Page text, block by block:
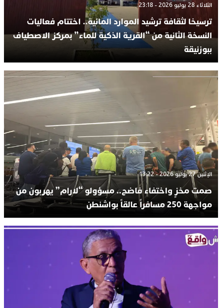
الثلاثاء 28 يوليو 2026 - 23:18
ترسيخا لثقافة ترشيد الموارد المائية.. اختتام فعاليات
النسخة الثانية من “القرية الذكية للماء” بمركز الاصطياف
ببوزنيقة
الإثنين 27 يوليو 2026 - 13:22
صمت مخزٍ واختفاء فاضح.. مسؤولو “لارام” يهربون من
مواجهة 250 مسافراً عالقاً بواشنطن